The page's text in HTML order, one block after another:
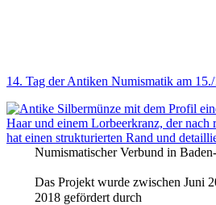
14. Tag der Antiken Numismatik am
Numismatischer Verbund in
Das Projekt wurde zwischen Juni
2018 gefördert durch